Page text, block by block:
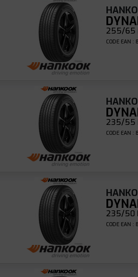
255/65
CODE EAN
235/55
CODE EAN
235/50
CODE EAN